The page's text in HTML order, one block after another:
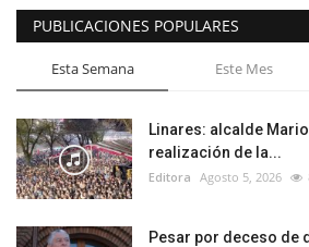
PUBLICACIONES POPULARES
Esta Semana Este Mes
Linares: alcalde
realización de la...
Editora Agosto 5, 2026
Pesar por deceso de